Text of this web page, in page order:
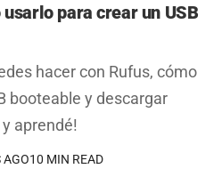
usarlo para crear un USB
hacer con Rufus, cómo
booteable y descargar
aprendé!
AGO10 MIN READ